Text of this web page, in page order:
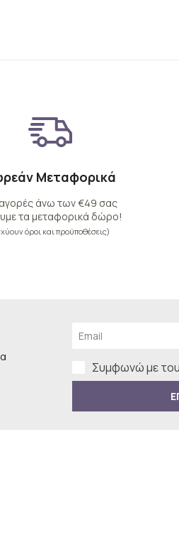
Μεταφορικά
αγορές άνω των €49 σας
τα μεταφορικά δώρο!
όροι και προϋποθέσεις)
Συμφωνώ με